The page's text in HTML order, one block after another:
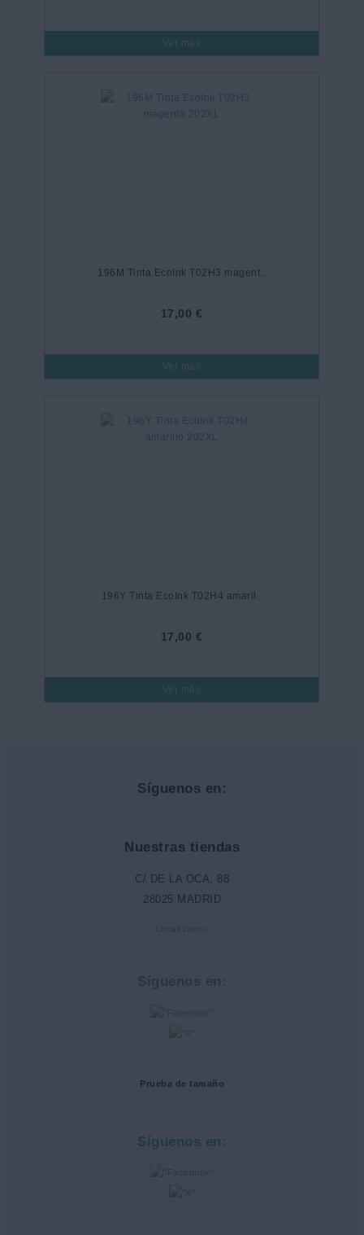
Ver más
196M Tinta EcoInk T02H3 magent..
17,00 €
Ver más
196Y Tinta EcoInk T02H4 amaril..
17,00 €
Ver más
Síguenos en:
Nuestras tiendas
C/ DE LA OCA, 88
28025 MADRID
Localízanos
Síguenos en:
Prueba de tamaño
Síguenos en: